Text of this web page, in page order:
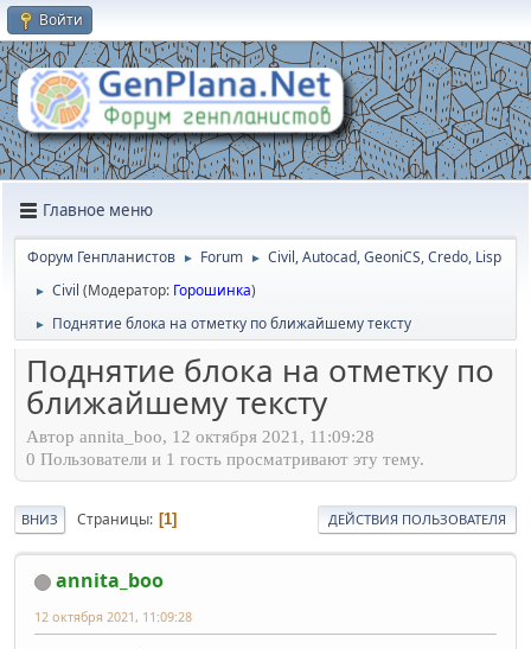
Войти
Главное меню
Форум Генпланистов ► Forum ► Civil, Autocad, GeoniCS, Credo, Lisp
► Civil (Модератор: Горошинка)
► Поднятие блока на отметку по ближайшему тексту
Поднятие блока на отметку по
ближайшему тексту
Автор annita_boo, 12 октября 2021, 11:09:28
0 Пользователи и 1 гость просматривают эту тему.
ВНИЗ Страницы 1 ДЕЙСТВИЯ ПОЛЬЗОВАТЕЛЯ
annita_boo
12 октября 2021, 11:09:28